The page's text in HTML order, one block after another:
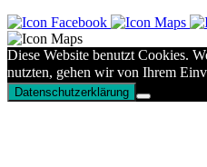
Diese Website benutzt Cookies.
nutzten, gehen wir von Ihrem
Datenschutzerklärung